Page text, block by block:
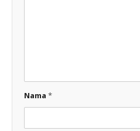
Nama *